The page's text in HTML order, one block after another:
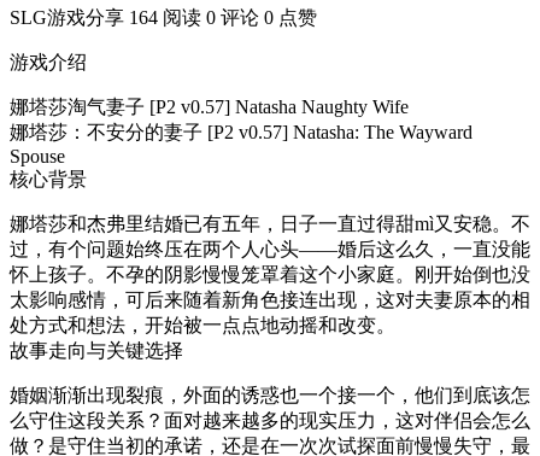
SLG游戏分享 164 阅读 0 评论 0 点赞
游戏介绍
娜塔莎淘气妻子 [P2 v0.57] Natasha Naughty Wife
娜塔莎：不安分的妻子 [P2 v0.57] Natasha: The Wayward
Spouse
核心背景
娜塔莎和杰弗里结婚已有五年，日子一直过得甜mì又安稳。不
过，有个问题始终压在两个人心头——婚后这么久，一直没能
怀上孩子。不孕的阴影慢慢笼罩着这个小家庭。刚开始倒也没
太影响感情，可后来随着新角色接连出现，这对夫妻原本的相
处方式和想法，开始被一点点地动摇和改变。
故事走向与关键选择
婚姻渐渐出现裂痕，外面的诱惑也一个接一个，他们到底该怎
么守住这段关系？面对越来越多的现实压力，这对伴侣会怎么
做？是守住当初的承诺，还是在一次次试探面前慢慢失守，最